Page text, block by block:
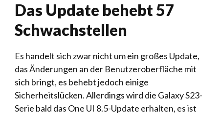
Das Update behebt 57
Schwachstellen
Es handelt sich zwar nicht um ein großes Update,
das Änderungen an der Benutzeroberfläche mit
sich bringt, es behebt jedoch einige
Sicherheitslücken. Allerdings wird die Galaxy S23-
Serie bald das One UI 8.5-Update erhalten, es ist